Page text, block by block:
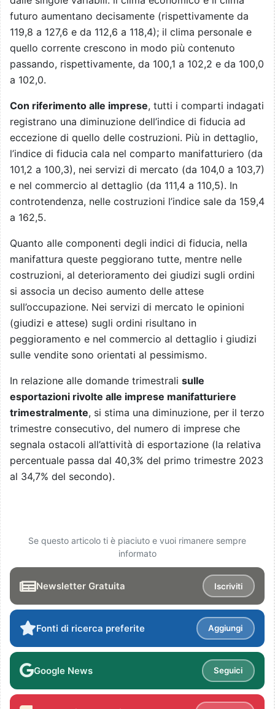
futuro aumentano decisamente (rispettivamente da
119,8 a 127,6 e da 112,6 a 118,4); il clima personale e
quello corrente crescono in modo più contenuto
passando, rispettivamente, da 100,1 a 102,2 e da 100,0
a 102,0.
Con riferimento alle imprese, tutti i comparti indagati
registrano una diminuzione dell’indice di fiducia ad
eccezione di quello delle costruzioni. Più in dettaglio,
l’indice di fiducia cala nel comparto manifatturiero (da
101,2 a 100,3), nei servizi di mercato (da 104,0 a 103,7)
e nel commercio al dettaglio (da 111,4 a 110,5). In
controtendenza, nelle costruzioni l’indice sale da 159,4
a 162,5.
Quanto alle componenti degli indici di fiducia, nella
manifattura queste peggiorano tutte, mentre nelle
costruzioni, al deterioramento dei giudizi sugli ordini
si associa un deciso aumento delle attese
sull’occupazione. Nei servizi di mercato le opinioni
(giudizi e attese) sugli ordini risultano in
peggioramento e nel commercio al dettaglio i giudizi
sulle vendite sono orientati al pessimismo.
In relazione alle domande trimestrali sulle
esportazioni rivolte alle imprese manifatturiere
trimestralmente, si stima una diminuzione, per il terzo
trimestre consecutivo, del numero di imprese che
segnala ostacoli all’attività di esportazione (la relativa
percentuale passa dal 40,3% del primo trimestre 2023
al 34,7% del secondo).
Se questo articolo ti è piaciuto e vuoi rimanere sempre
informato
Newsletter Gratuita Iscriviti
Fonti di ricerca preferite Aggiungi
Google News Seguici